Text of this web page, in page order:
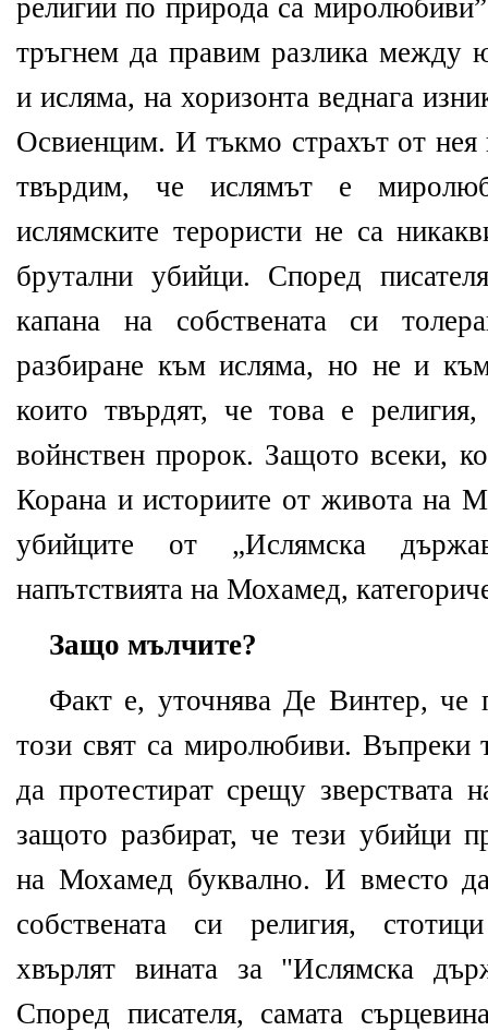
религии по природа са
тръгнем да правим разлика между
и исляма, на хоризонта веднага
Освиенцим. И тъкмо страхът от нея
твърдим, че ислямът е
ислямските терористи не са
брутални убийци. Според
капана на собствената си
разбиране към исляма, но не и
които твърдят, че това е
войнствен пророк. Защото всеки,
Корана и историите от живота на
убийците от „Ислямска
напътствията на Мохамед,
Защо мълчите?
Факт е, уточнява Де Винтер, че
този свят са миролюбиви. Въпреки
да протестират срещу зверствата
защото разбират, че тези убийци
на Мохамед буквално. И вместо
собствената си религия,
хвърлят вината за "Ислямска
Според писателя, самата